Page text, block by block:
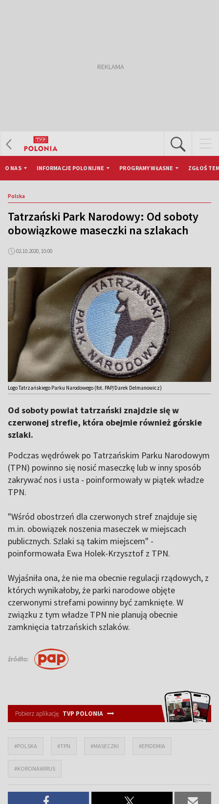
O NAS INFORMACJE POLONIJNE PROGRAMY WŁASNE ZGŁOŚ
Polska
Tatrzański Park Narodowy: Od soboty
obowiązkowe maseczki na szlakach
02.10.2020, 10:00
Logo Tatrzańskiego Parku Narodowego (fot. PAP/Darek Delmanowicz)
Od soboty powiat tatrzański znajdzie się w
czerwonej strefie, która obejmie również górskie
szlaki.
Podczas wędrówek po Tatrzańskim Parku Narodowym
(TPN) powinno się nosić maseczkę lub w inny sposób
zakrywać nos i usta - poinformowały w piątek władze
TPN.
"Wśród obostrzeń dla czerwonych stref znajduje się
m.in. obowiązek noszenia maseczek w miejscach
publicznych. Szlaki są takim miejscem" -
poinformowała Ewa Holek-Krzysztof z TPN.
Wyjaśniła ona, że nie ma obecnie regulacji rządowych, z
których wynikałoby, że parki narodowe objęte
czerwonymi strefami powinny być zamknięte. W
związku z tym władze TPN nie planują obecnie
zamknięcia tatrzańskich szlaków.
źródło:
Pobierz aplikację TVP POLONIA
#POLSKA #TPN #MASECZKI #EPIDEMIA
#KORONAWIRUS